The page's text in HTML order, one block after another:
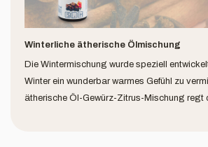
Winterliche ätherische Ölmischung
Die Wintermischung wurde speziell
Winter ein wunderbar warmes Gefühl zu
ätherische Öl-Gewürz-Zitrus-Mischung regt